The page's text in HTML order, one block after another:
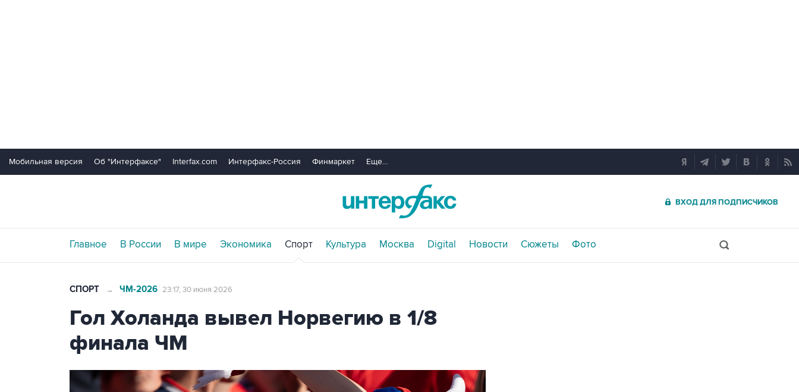
Мобильная версия Об "Интерфаксе" Interfax.com Интерфакс-Россия Финмаркет Еще...
ВХОД ДЛЯ ПОДПИСЧИКОВ
Главное В России В мире Экономика Спорт Культура Москва Digital Новости Сюжеты Фото
СПОРТ → ЧМ-2026 23:17, 30 июня 2026
Гол Холанда вывел Норвегию в 1/8
финала ЧМ